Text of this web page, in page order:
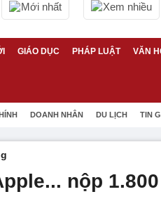
Mới nhất Xem nhiều
GIÁO DỤC PHÁP LUẬT VĂN
DOANH NHÂN DU LỊCH TIN
nộp